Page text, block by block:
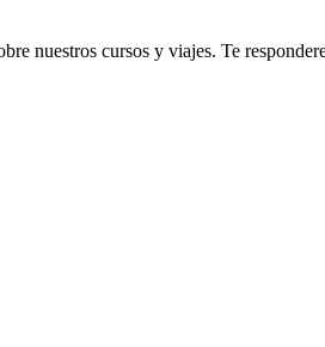
nuestros cursos y viajes. Te